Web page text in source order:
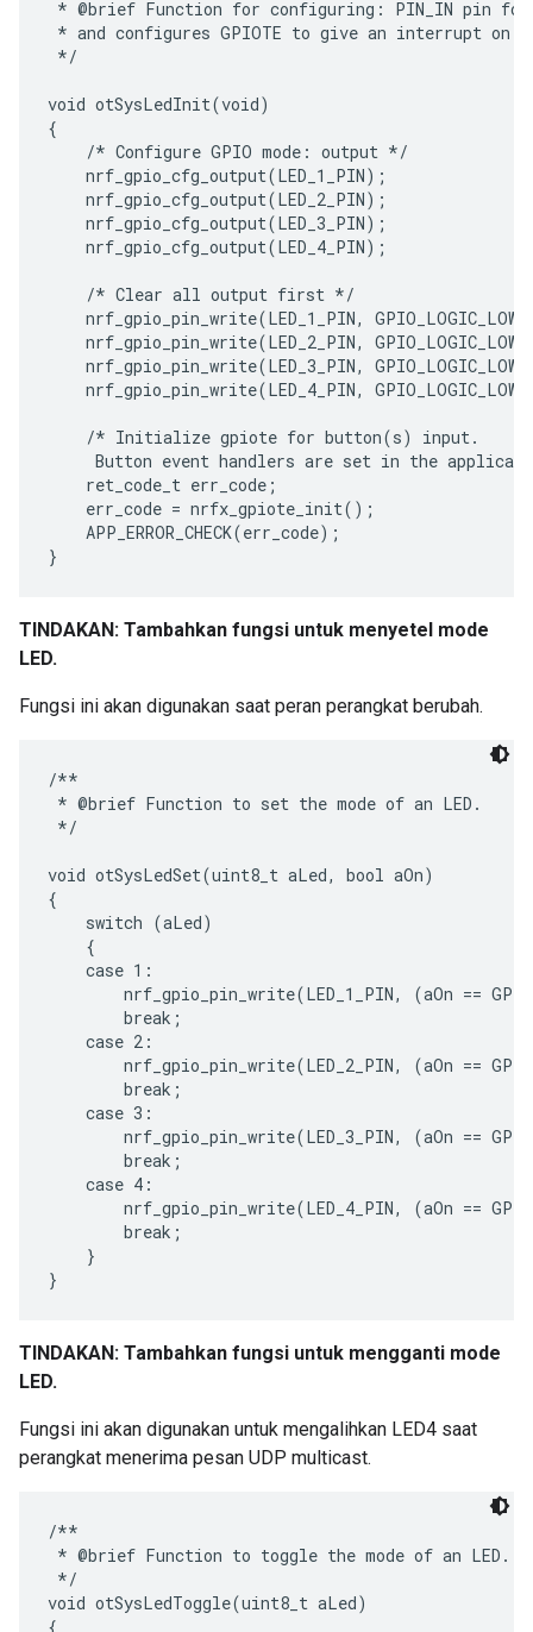
* @brief Function for configuring: PIN_IN pin
* and configures GPIOTE to give an interrupt on
*/
void otSysLedInit(void)
{
    /* Configure GPIO mode: output */
    nrf_gpio_cfg_output(LED_1_PIN);
    nrf_gpio_cfg_output(LED_2_PIN);
    nrf_gpio_cfg_output(LED_3_PIN);
    nrf_gpio_cfg_output(LED_4_PIN);
    /* Clear all output first */
nrf_gpio_pin_write(LED_1_PIN,
nrf_gpio_pin_write(LED_2_PIN,
nrf_gpio_pin_write(LED_3_PIN,
nrf_gpio_pin_write(LED_4_PIN,
    /* Initialize gpiote for button(s) input.
Button event handlers are set in the
    ret_code_t err_code;
    err_code = nrfx_gpiote_init();
    APP_ERROR_CHECK(err_code);
TINDAKAN: Tambahkan fungsi untuk menyetel mode
LED.
Fungsi ini akan digunakan saat peran perangkat berubah.
/**
* @brief Function to set the mode of an LED.
*/
void otSysLedSet(uint8_t aLed, bool aOn)
{
    switch (aLed)
    {
    case 1:
nrf_gpio_pin_write(LED_1_PIN, (aOn ==
        break;
    case 2:
nrf_gpio_pin_write(LED_2_PIN, (aOn ==
        break;
    case 3:
nrf_gpio_pin_write(LED_3_PIN, (aOn ==
        break;
    case 4:
nrf_gpio_pin_write(LED_4_PIN, (aOn ==
        break;
    }
TINDAKAN: Tambahkan fungsi untuk mengganti mode
LED.
Fungsi ini akan digunakan untuk mengalihkan LED4 saat
perangkat menerima pesan UDP multicast.
/**
* @brief Function to toggle the mode of an LED.
*/
void otSysLedToggle(uint8_t aLed)
{